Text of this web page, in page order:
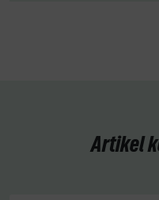
Artikel